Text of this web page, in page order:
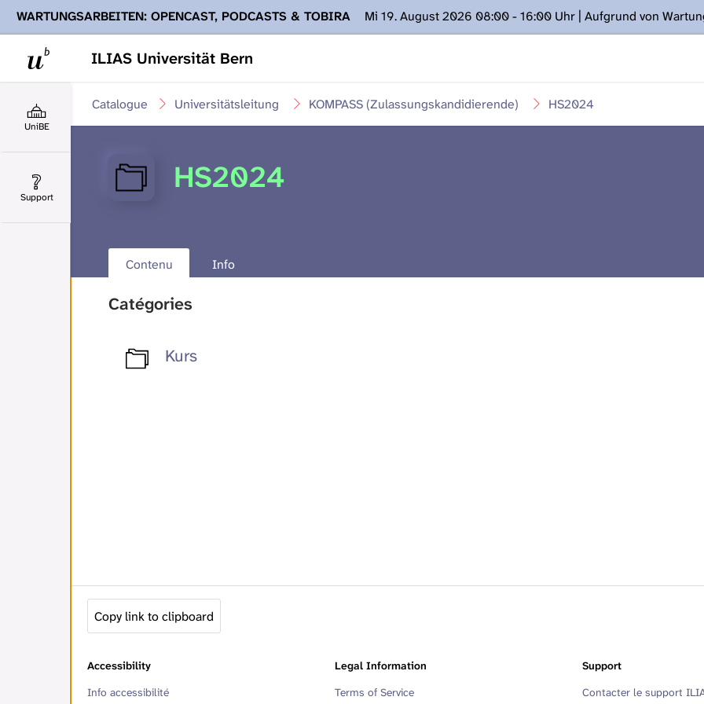
ILIAS Universität Bern
WARTUNGSARBEITEN: OPENCAST, PODCASTS & TOBIRA
Mi 19. August 2026 08:00 - 16:00 Uhr | Aufgrund von
Ihnen Podcasts, Opencast-Videos und Tobira nicht zur Verfügung stehen. Kontakt: www.podcast.unibe.ch
UniBE
Support
HS2024
KOMPASS (Zulassungskandidierende)
Universitätsleitung
Catalogue
HS2024
Contenu Info
Catégories
Kurs
Copy link to clipboard
Accessibility
Info accessibilité
Legal Information
Terms of Service
Support
Contacter le support